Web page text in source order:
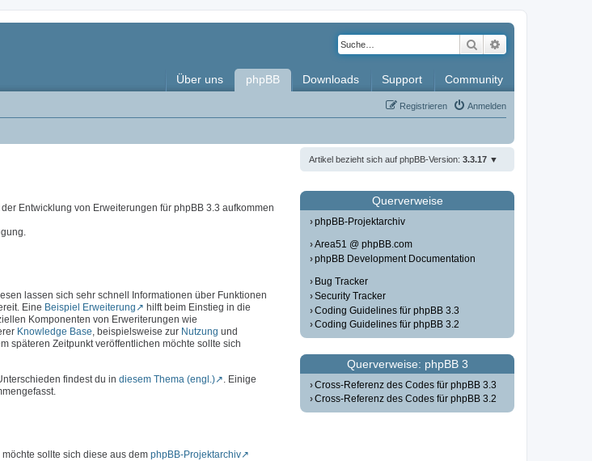
Suche
Über uns phpBB Downloads Support Community
Anmelden
Registrieren
Artikel bezieht sich auf phpBB-Version: 3.3.17
Entwicklung von Erweiterungen für phpBB 3.3 aufkommen
lassen sich sehr schnell Informationen über Funktionen
Eine Beispiel Erweiterung
hilft beim Einstieg in die
Komponenten von Erweriterungen wie
Knowledge Base , beispielsweise zur Nutzung und
späteren Zeitpunkt veröffentlichen möchte sollte sich
findest du in diesem Thema (engl.)
. Einige
sollte sich diese aus dem phpBB-Projektarchiv
Querverweise
phpBB-Projektarchiv
Area51 @ phpBB.com
phpBB Development Documentation
Bug Tracker
Security Tracker
Coding Guidelines für phpBB 3.3
Coding Guidelines für phpBB 3.2
Querverweise: phpBB 3
Cross-Referenz des Codes für phpBB 3.3
Cross-Referenz des Codes für phpBB 3.2